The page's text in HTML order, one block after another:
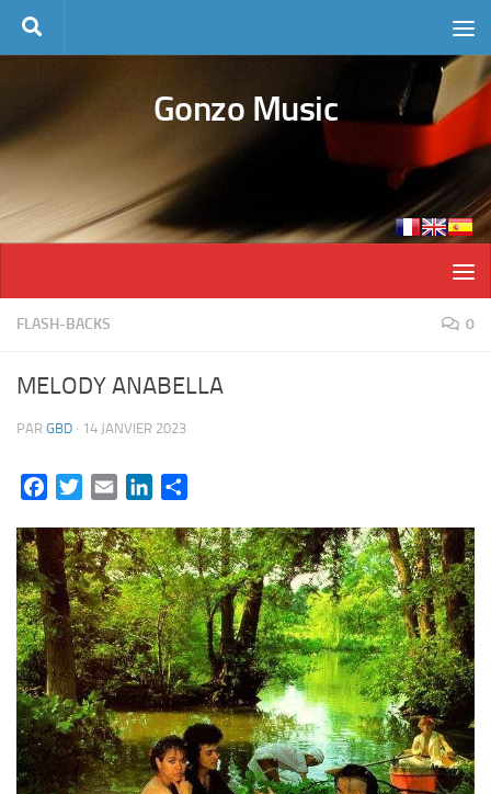
Skip to content
Gonzo Music
FLASH-BACKS 0
MELODY ANABELLA
PAR GBD · 14 JANVIER 2023
FacebookTwitterEmail LinkedIn